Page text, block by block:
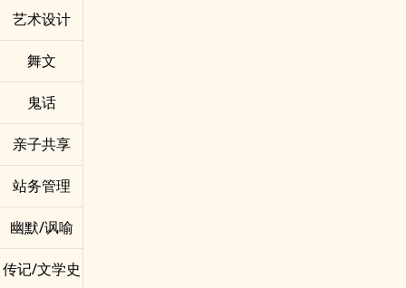
艺术设计
舞文
鬼话
亲子共享
站务管理
幽默/讽喻
传记/文学史